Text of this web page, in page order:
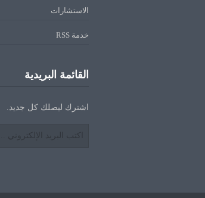
الاستشارات
خدمة RSS
القائمة البريدية
اشترك ليصلك كل جديد.